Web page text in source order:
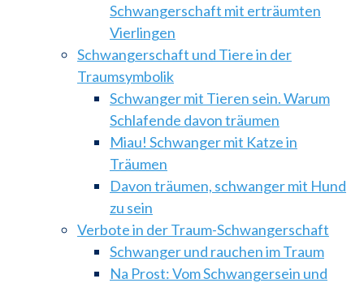
Schwangerschaft mit erträumten
Vierlingen
Schwangerschaft und Tiere in der
Traumsymbolik
Schwanger mit Tieren sein. Warum
Schlafende davon träumen
Miau! Schwanger mit Katze in
Träumen
Davon träumen, schwanger mit Hund
zu sein
Verbote in der Traum-Schwangerschaft
Schwanger und rauchen im Traum
Na Prost: Vom Schwangersein und